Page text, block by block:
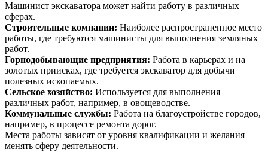
Машинист экскаватора может найти работу в различных
сферах.
Строительные компании: Наиболее распространенное место
работы, где требуются машинисты для выполнения земляных
работ.
Горнодобывающие предприятия: Работа в карьерах и на
золотых приисках, где требуется экскаватор для добычи
полезных ископаемых.
Сельское хозяйство: Используется для выполнения
различных работ, например, в овощеводстве.
Коммунальные службы: Работа на благоустройстве городов,
например, в процессе ремонта дорог.
Места работы зависят от уровня квалификации и желания
менять сферу деятельности.